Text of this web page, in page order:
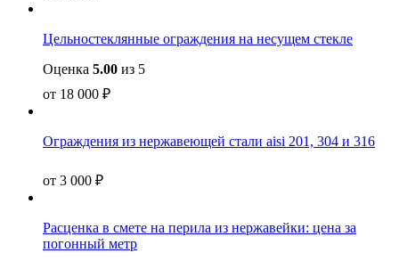
Цельностеклянные ограждения на несущем стекле
Оценка 5.00 из 5
от 18 000 ₽
Ограждения из нержавеющей стали aisi 201, 304 и 316
от 3 000 ₽
Расценка в смете на перила из нержавейки: цена за
погонный метр